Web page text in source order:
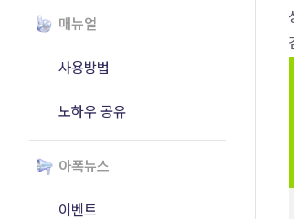
매뉴얼
사용방법
노하우 공유
아폭뉴스
이벤트